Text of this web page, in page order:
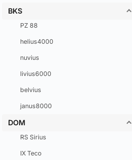
BKS
PZ 88
helius4000
nuvius
livius6000
belvius
janus8000
DOM
RS Sirius
IX Teco